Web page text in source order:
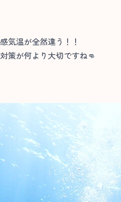
気温が全然違う！！
策が何より大切ですね👊